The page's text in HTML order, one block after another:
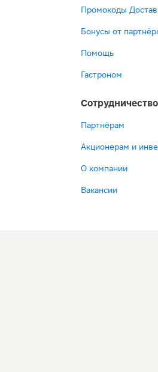
Промокоды
Бонусы от
Помощь
Гастроном
Сотрудничество
Партнёрам
Акционерам и
О компании
Вакансии